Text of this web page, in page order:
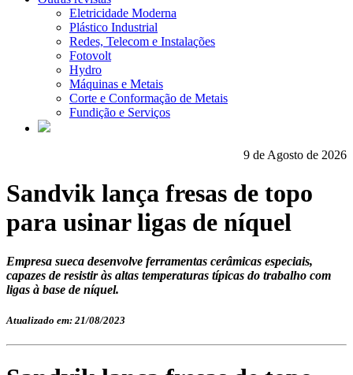
Eletricidade Moderna
Plástico Industrial
Redes, Telecom e Instalações
Fotovolt
Hydro
Máquinas e Metais
Corte e Conformação de Metais
Fundição e Serviços
9 de Agosto de 2026
Sandvik lança fresas de topo
para usinar ligas de níquel
Empresa sueca desenvolve ferramentas cerâmicas especiais,
capazes de resistir às altas temperaturas típicas do trabalho com
ligas à base de níquel.
Atualizado em: 21/08/2023